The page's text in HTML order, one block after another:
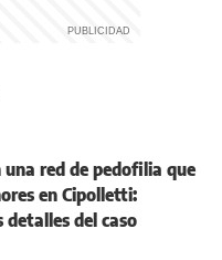
red de pedofilia que
en Cipolletti:
detalles del caso